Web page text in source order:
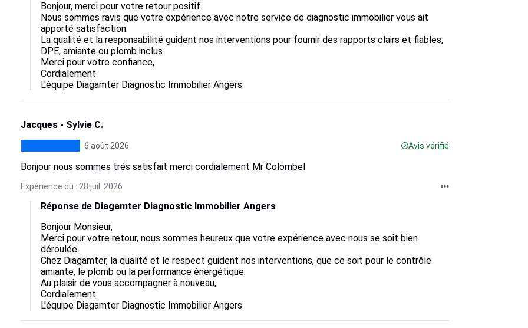
Bonjour, merci pour votre retour positif.
Nous sommes ravis que votre expérience avec notre service de diagnostic immobilier vous ait
apporté satisfaction.
La qualité et la responsabilité guident nos interventions pour fournir des rapports clairs et fiables,
DPE, amiante ou plomb inclus.
Merci pour votre confiance,
Cordialement.
L'équipe Diagamter Diagnostic Immobilier Angers
Jacques - Sylvie C.
6 août 2026 Avis vérifié
Bonjour nous sommes trés satisfait merci cordialement Mr Colombel
Expérience du : 28 juil. 2026
Réponse de Diagamter Diagnostic Immobilier Angers
Bonjour Monsieur,
Merci pour votre retour, nous sommes heureux que votre expérience avec nous se soit bien
déroulée.
Chez Diagamter, la qualité et le respect guident nos interventions, que ce soit pour le contrôle
amiante, le plomb ou la performance énergétique.
Au plaisir de vous accompagner à nouveau,
Cordialement.
L'équipe Diagamter Diagnostic Immobilier Angers